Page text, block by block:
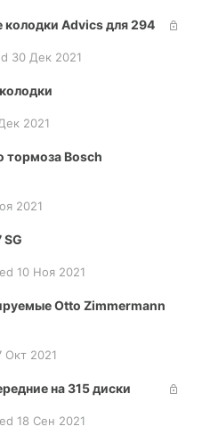
Advics для 294
30 Дек 2021
2021
тормоза Bosch
2021
SG
10 Ноя 2021
Otto Zimmermann
Окт 2021
на 315 диски
18 Сен 2021